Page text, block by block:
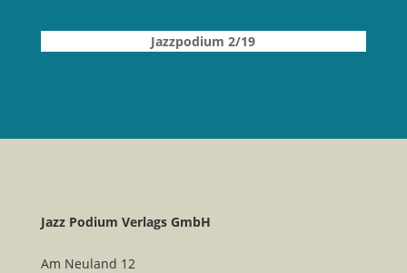
Jazzpodium 2/19
Jazz Podium Verlags GmbH
Am Neuland 12